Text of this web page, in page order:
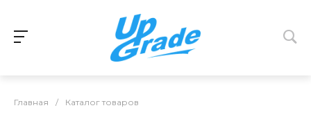
Главная / Каталог товаров